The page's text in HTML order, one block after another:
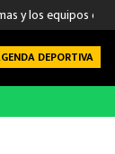
y los equipos
FUTBOL
DEPORTIVA